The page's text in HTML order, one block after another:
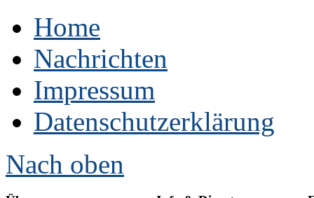
Home
Nachrichten
Impressum
Datenschutzerklärung
Nach oben